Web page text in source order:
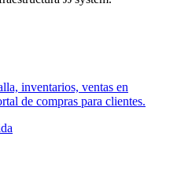
inventarios, ventas en
de compras para clientes.